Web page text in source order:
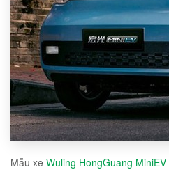
Mẫu xe Wuling HongGuang MiniEV